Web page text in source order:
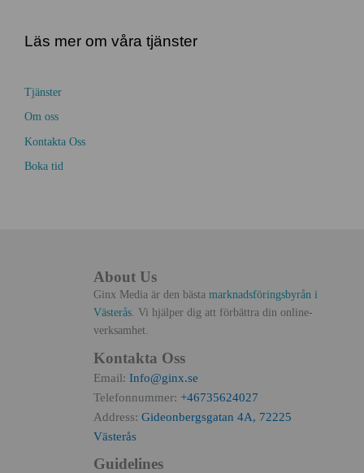
Läs mer om våra tjänster
Tjänster
Om oss
Kontakta Oss
Boka tid
About Us
Ginx Media är den bästa marknadsföringsbyrån i
Västerås. Vi hjälper dig att förbättra din online-
verksamhet.
Kontakta Oss
Email: Info@ginx.se
Telefonnummer: +46735624027
Address: Gideonbergsgatan 4A, 72225
Västerås
Guidelines